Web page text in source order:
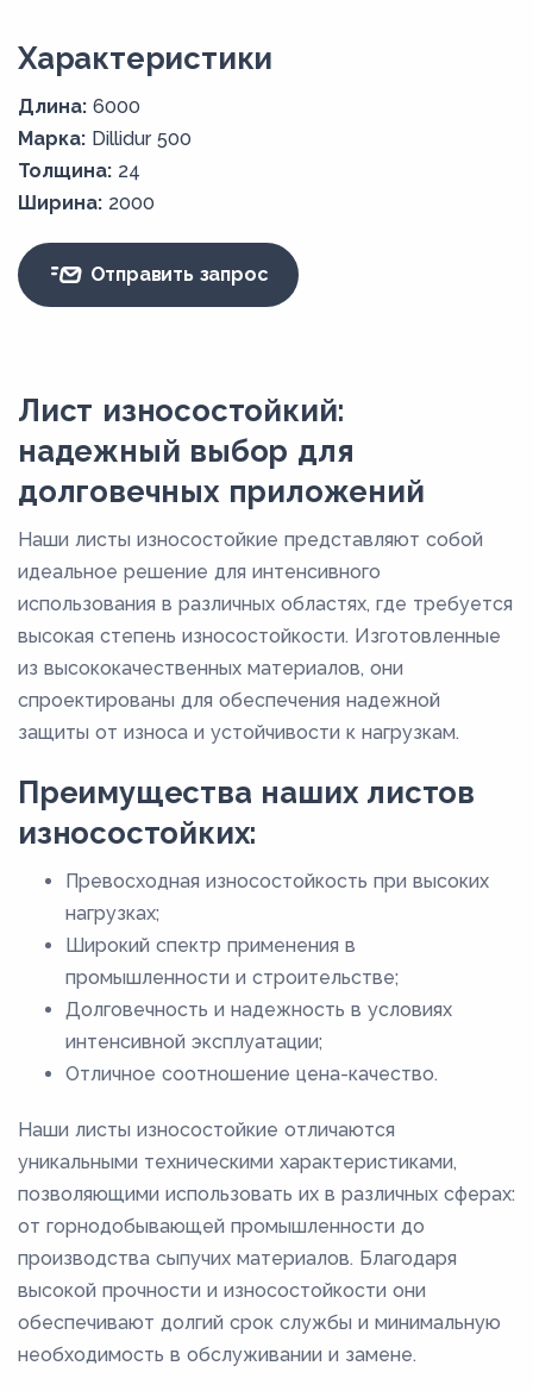
Xарактеристики
Длина: 6000
Марка: Dillidur 500
Толщина: 24
Ширина: 2000
Отправить запрос
Лист износостойкий:
надежный выбор для
долговечных приложений
Наши листы износостойкие представляют собой
идеальное решение для интенсивного
использования в различных областях, где требуется
высокая степень износостойкости. Изготовленные
из высококачественных материалов, они
спроектированы для обеспечения надежной
защиты от износа и устойчивости к нагрузкам.
Преимущества наших листов
износостойких:
Превосходная износостойкость при высоких
нагрузках;
Широкий спектр применения в
промышленности и строительстве;
Долговечность и надежность в условиях
интенсивной эксплуатации;
Отличное соотношение цена-качество.
Наши листы износостойкие отличаются
уникальными техническими характеристиками,
позволяющими использовать их в различных сферах:
от горнодобывающей промышленности до
производства сыпучих материалов. Благодаря
высокой прочности и износостойкости они
обеспечивают долгий срок службы и минимальную
необходимость в обслуживании и замене.